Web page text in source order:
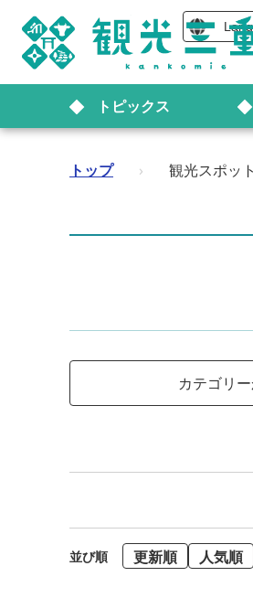
トピックス
トップ › 観光スポット
カテゴリ
並び順 更新順 人気順